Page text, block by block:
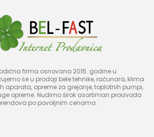
firma osnovana 2015. godine u
se u prodaji bele tehnike, računara, klima
aparata, opreme za grejanje, toplotnih pumpi,
opreme. Nudimo širok asortiman proizvoda
po povoljnim cenama.